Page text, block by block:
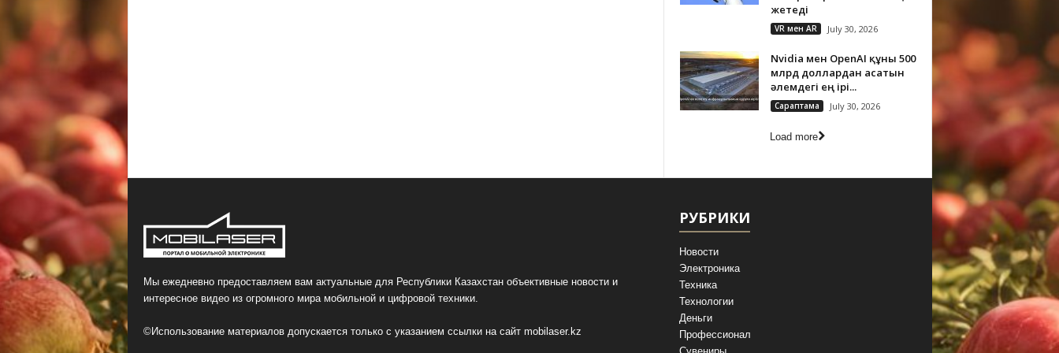
жетеді
VR мен AR July 30, 2026
Nvidia мен OpenAI құны 500
млрд доллардан асатын
әлемдегі ең ірі...
Сараптама July 30, 2026
Load more
Мы ежедневно предоставляем вам актуальные для Республики Казахстан объективные новости и
интересное видео из огромного мира мобильной и цифровой техники.
©Использование материалов допускается только с указанием ссылки на сайт mobilaser.kz
РУБРИКИ
Новости
Электроника
Техника
Технологии
Деньги
Профессионал